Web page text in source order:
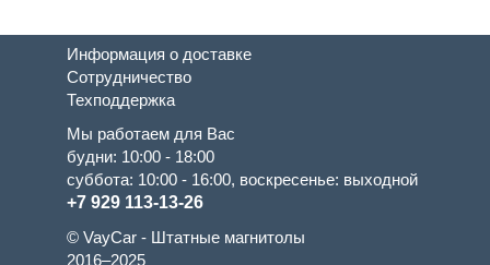
Информация о доставке
Сотрудничество
Техподдержка
Мы работаем для Вас
будни: 10:00 - 18:00
суббота: 10:00 - 16:00, воскресенье: выходной
+7 929 113-13-26
© VayCar - Штатные магнитолы
2016–2025